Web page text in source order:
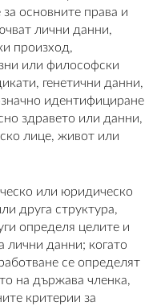
основните права и
лични данни,
произход,
или философски
генетични данни,
идентифициране
здравето или данни,
лице, живот или
или юридическо
друга структура,
определя целите и
лични данни; когато
се определят
на държава членка,
критерии за